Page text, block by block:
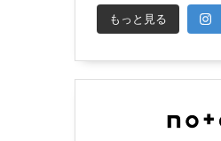
もっと見る